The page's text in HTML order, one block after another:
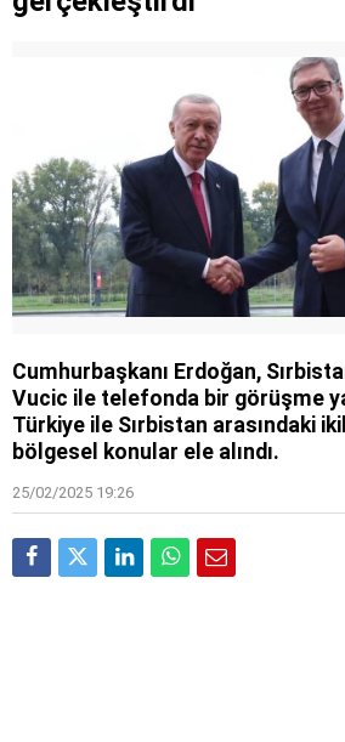
Cumhurbaşkanı Erdoğan,
Vucic ile telefonda bir görüşme
Türkiye ile Sırbistan arasındaki
bölgesel konular ele alındı.
25/02/2025 19:26